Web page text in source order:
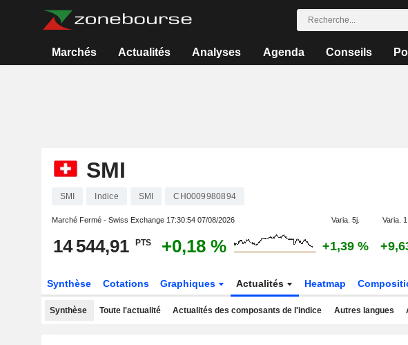
Marchés Actualités Analyses Agenda Conseils
SMI
SMI Indice SMI CH0009980894
Marché Fermé - Swiss Exchange 17:30:54 07/08/2026 Varia. 5j. Varia. 1
14 544,91 PTS +0,18 % +1,39 %
Synthèse Cotations Graphiques Actualités Heatmap
Synthèse Toute l'actualité Actualités des composants de l'indice Autres langues